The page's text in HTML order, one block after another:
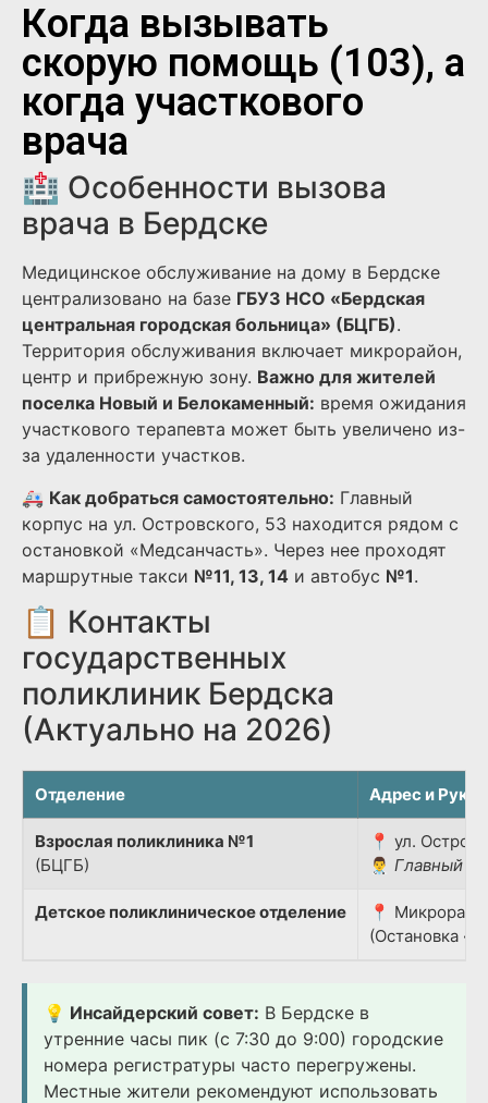
Когда вызывать
скорую помощь (103), а
когда участкового
врача
🏥 Особенности вызова
врача в Бердске
Медицинское обслуживание на дому в Бердске
централизовано на базе ГБУЗ НСО «Бердская
центральная городская больница» (БЦГБ).
Территория обслуживания включает микрорайон,
центр и прибрежную зону. Важно для жителей
поселка Новый и Белокаменный: время ожидания
участкового терапевта может быть увеличено из-
за удаленности участков.
🚑 Как добраться самостоятельно: Главный
корпус на ул. Островского, 53 находится рядом с
остановкой «Медсанчасть». Через нее проходят
маршрутные такси №11, 13, 14 и автобус №1.
📋 Контакты
государственных
поликлиник Бердска
(Актуально на 2026)
Отделение Адрес и
Взрослая поликлиника №1
(БЦГБ)
📍 ул.
👨‍⚕️ Главный
Детское поликлиническое отделение
📍
(Остановка
💡 Инсайдерский совет: В Бердске в
утренние часы пик (с 7:30 до 9:00) городские
номера регистратуры часто перегружены.
Местные жители рекомендуют использовать